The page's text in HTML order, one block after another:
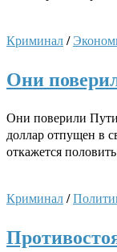
Криминал/
Они
Они поверили
доллар отпущен в
откажется
Криминал/